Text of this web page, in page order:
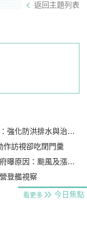
返回主題列表
洪排水與治水基礎建設
作訪視卻吃閉門羹
：颱風及漲潮海水倒灌
登艦視察
看更多 今日焦點